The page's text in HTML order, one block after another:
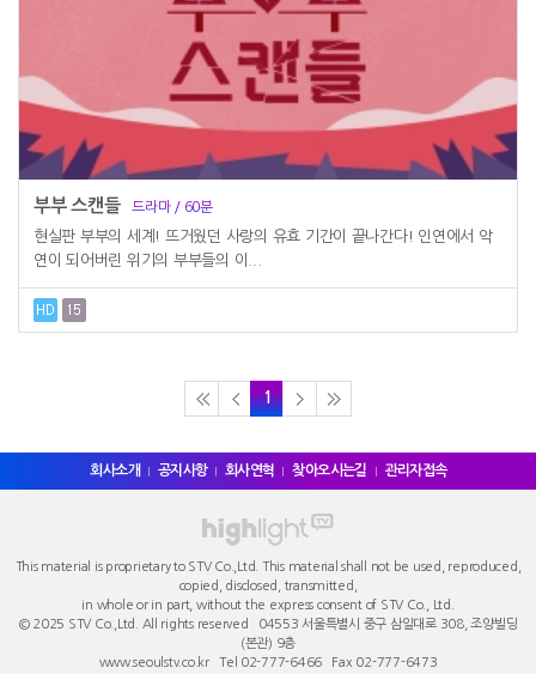
부부 스캔들 드라마 / 60분
현실판 부부의 세계! 뜨거웠던 사랑의 유효 기간이 끝나간다! 인연에서 악
연이 되어버린 위기의 부부들의 이...
1
회사소개 공지사항 회사연혁 찾아오시는길 관리자접속
This material is proprietary to STV Co.,Ltd. This material shall not be used, reproduced,
copied, disclosed, transmitted,
in whole or in part, without the express consent of STV Co., Ltd.
© 2025 STV Co.,Ltd. All rights reserved 04553 서울특별시 중구 ​삼일대로 308, 조양빌딩
(본관) 9층
www.seoulstv.co.kr Tel 02-777-6466 Fax 02-777-6473